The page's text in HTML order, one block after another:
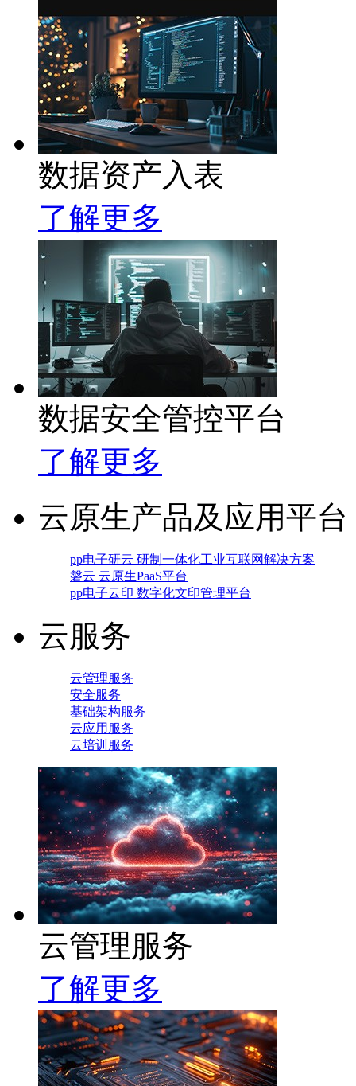
数据资产入表
了解更多
数据安全管控平台
了解更多
云原生产品及应用平台
pp电子研云 研制一体化工业互联网解决方案
磐云 云原生PaaS平台
pp电子云印 数字化文印管理平台
云服务
云管理服务
安全服务
基础架构服务
云应用服务
云培训服务
云管理服务
了解更多